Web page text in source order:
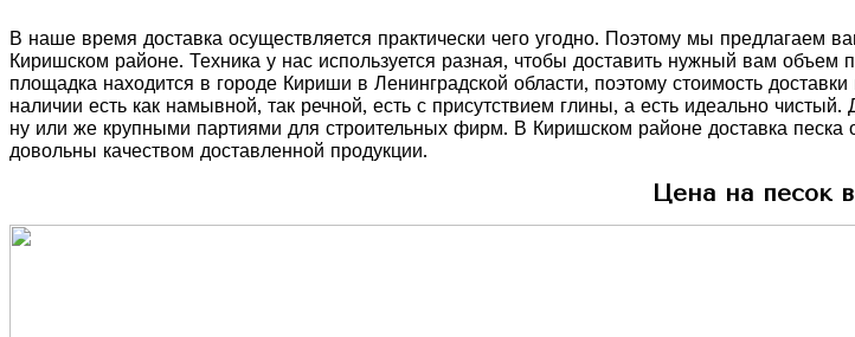
В наше время доставка осуществляется практически чего угодно. Поэтому мы предлагаем
Киришском районе. Техника у нас используется разная, чтобы доставить нужный вам
площадка находится в городе Кириши в Ленинградской области, поэтому стоимость
наличии есть как намывной, так речной, есть с присутствием глины, а есть идеально
ну или же крупными партиями для строительных фирм. В Киришском районе доставка
довольны качеством доставленной продукции.
Цена на песок в